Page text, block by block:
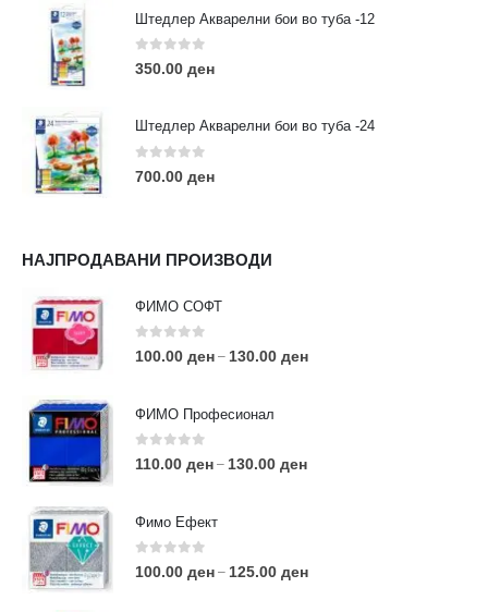
Штедлер Акварелни бои во туба -12
0out of 5
350.00 ден
Штедлер Акварелни бои во туба -24
0out of 5
700.00 ден
НАЈПРОДАВАНИ ПРОИЗВОДИ
ФИМО СОФТ
0 out of 5
100.00 ден – 130.00 ден
ФИМО Професионал
0out of 5
110.00 ден – 130.00 ден
Фимо Ефект
0 out of 5
100.00 ден – 125.00 ден